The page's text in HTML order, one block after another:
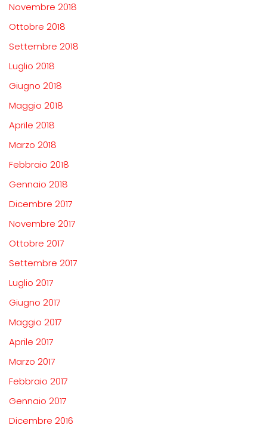
Novembre 2018
Ottobre 2018
Settembre 2018
Luglio 2018
Giugno 2018
Maggio 2018
Aprile 2018
Marzo 2018
Febbraio 2018
Gennaio 2018
Dicembre 2017
Novembre 2017
Ottobre 2017
Settembre 2017
Luglio 2017
Giugno 2017
Maggio 2017
Aprile 2017
Marzo 2017
Febbraio 2017
Gennaio 2017
Dicembre 2016